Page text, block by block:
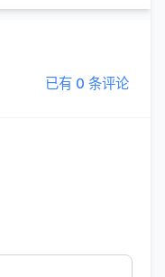
已有 0 条评论